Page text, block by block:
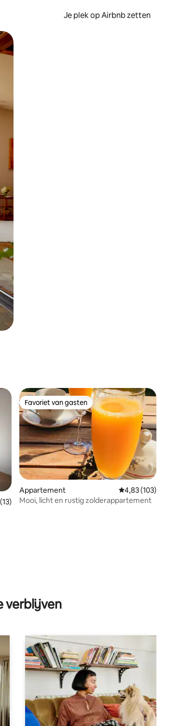
Je plek op Airbnb zetten
beoordeling van 5 op 5, 13 recensies
Favoriet van gasten
Favoriet van gasten
Appartement Gemiddelde
4,83 (103)
Mooi, licht en rustig zolderappartement
verblijven